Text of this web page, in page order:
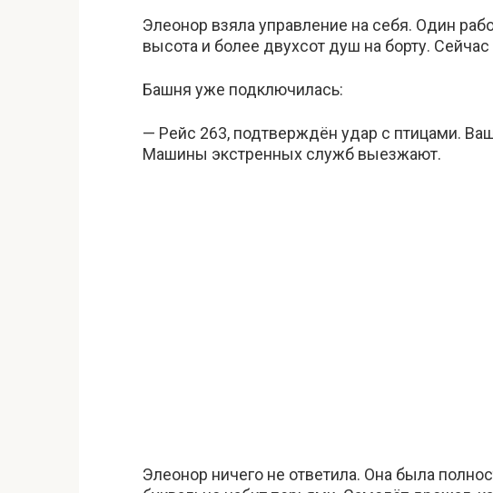
Элеонор взяла управление на себя. Один
высота и более двухсот душ на борту.
Башня уже подключилась:
— Рейс 263, подтверждён удар с птицами.
Машины экстренных служб выезжают.
Элеонор ничего не ответила. Она была